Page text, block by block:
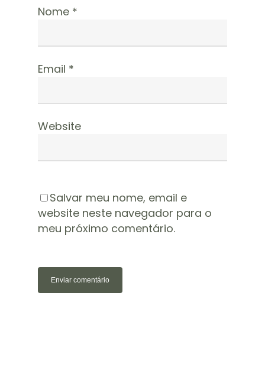
Nome *
Email *
Website
Salvar meu nome, email e
website neste navegador para o
meu próximo comentário.